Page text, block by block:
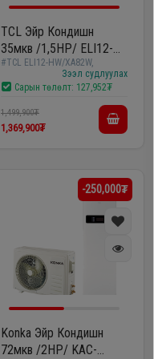
TCL Эйр Кондишн
35мкв /1,5HP/ ELI12-
HW/XA82W, B
#TCL ELI12-HW/XA82W,
Зээл судлуулах
Сарын төлөлт: 127,952₮
1,499,900₮
1,369,900₮
-250,000₮
Konka Эйр Кондишн
72мкв /2HP/ KAC-